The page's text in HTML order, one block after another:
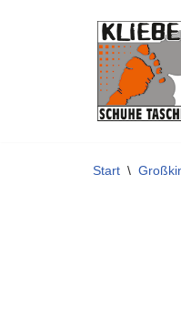
Start \